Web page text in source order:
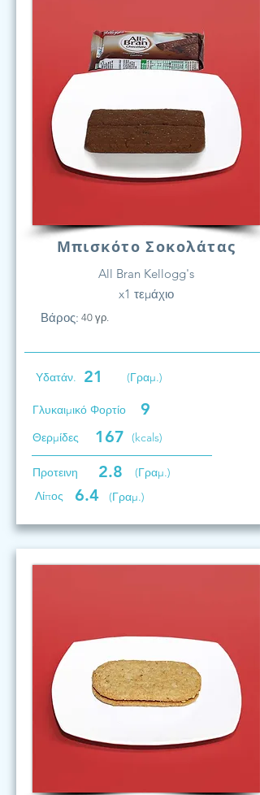
Μπισκότο Σοκολάτας
All Bran Kellogg's
x1 τεμάχιο
Βάρος: 40 γρ.
Υδατάν. 21 (Γραμ.)
Γλυκαιμικό Φορτίο 9
Θερμίδες 167 (kcals)
Προτεινη 2.8
(Γραμ.)
Λίπος
6.4 (Γραμ.)